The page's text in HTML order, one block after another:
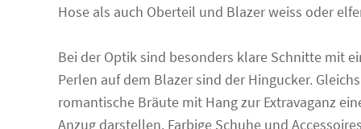
Hose als auch Oberteil und Blazer weiss oder
Bei der Optik sind besonders klare Schnitte mit
Perlen auf dem Blazer sind der Hingucker.
romantische Bräute mit Hang zur Extravaganz
Anzug darstellen. Farbige Schuhe und